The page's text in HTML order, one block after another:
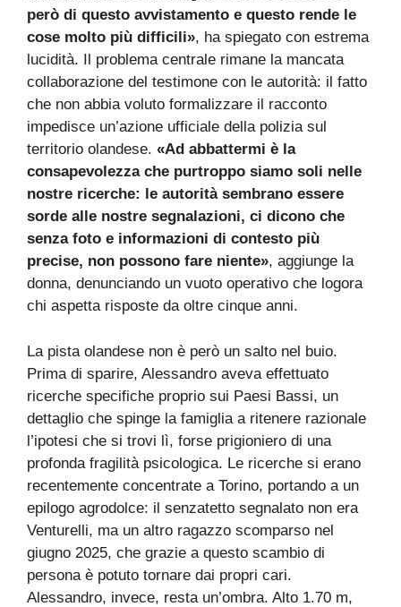
però di questo avvistamento e questo rende le
cose molto più difficili», ha spiegato con estrema
lucidità. Il problema centrale rimane la mancata
collaborazione del testimone con le autorità: il fatto
che non abbia voluto formalizzare il racconto
impedisce un’azione ufficiale della polizia sul
territorio olandese. «Ad abbattermi è la
consapevolezza che purtroppo siamo soli nelle
nostre ricerche: le autorità sembrano essere
sorde alle nostre segnalazioni, ci dicono che
senza foto e informazioni di contesto più
precise, non possono fare niente», aggiunge la
donna, denunciando un vuoto operativo che logora
chi aspetta risposte da oltre cinque anni.
La pista olandese non è però un salto nel buio.
Prima di sparire, Alessandro aveva effettuato
ricerche specifiche proprio sui Paesi Bassi, un
dettaglio che spinge la famiglia a ritenere razionale
l’ipotesi che si trovi lì, forse prigioniero di una
profonda fragilità psicologica. Le ricerche si erano
recentemente concentrate a Torino, portando a un
epilogo agrodolce: il senzatetto segnalato non era
Venturelli, ma un altro ragazzo scomparso nel
giugno 2025, che grazie a questo scambio di
persona è potuto tornare dai propri cari.
Alessandro, invece, resta un’ombra. Alto 1.70 m,